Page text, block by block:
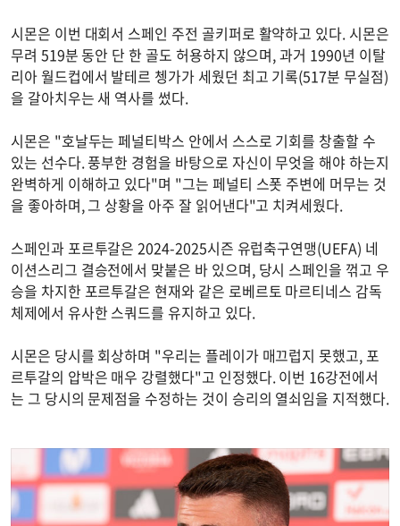
시몬은 이번 대회서 스페인 주전 골키퍼로 활약하고 있다. 시몬은
무려 519분 동안 단 한 골도 허용하지 않으며, 과거 1990년 이탈
리아 월드컵에서 발테르 쳉가가 세웠던 최고 기록(517분 무실점)
을 갈아치우는 새 역사를 썼다.
시몬은 "호날두는 페널티박스 안에서 스스로 기회를 창출할 수
있는 선수다. 풍부한 경험을 바탕으로 자신이 무엇을 해야 하는지
완벽하게 이해하고 있다"며 "그는 페널티 스폿 주변에 머무는 것
을 좋아하며, 그 상황을 아주 잘 읽어낸다"고 치켜세웠다.
스페인과 포르투갈은 2024-2025시즌 유럽축구연맹(UEFA) 네
이션스리그 결승전에서 맞붙은 바 있으며, 당시 스페인을 꺾고 우
승을 차지한 포르투갈은 현재와 같은 로베르토 마르티네스 감독
체제에서 유사한 스쿼드를 유지하고 있다.
시몬은 당시를 회상하며 "우리는 플레이가 매끄럽지 못했고, 포
르투갈의 압박은 매우 강렬했다"고 인정했다. 이번 16강전에서
는 그 당시의 문제점을 수정하는 것이 승리의 열쇠임을 지적했다.